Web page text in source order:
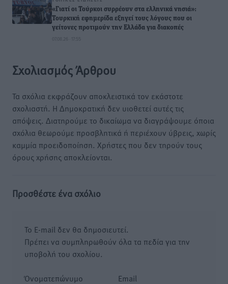
«Γιατί οι Τούρκοι συρρέουν στα ελληνικά νησιά»:
Τουρκική εφημερίδα εξηγεί τους λόγους που οι
γείτονες προτιμούν την Ελλάδα για διακοπές
07.08.26 · 17:55
Σχολιασμός Άρθρου
Τα σχόλια εκφράζουν αποκλειστικά τον εκάστοτε
σχολιαστή. Η Δημοκρατική δεν υιοθετεί αυτές τις
απόψεις. Διατηρούμε το δικαίωμα να διαγράψουμε όποια
σχόλια θεωρούμε προσβλητικά ή περιέχουν ύβρεις, χωρίς
καμμία προειδοποίηση. Χρήστες που δεν τηρούν τους
όρους χρήσης αποκλείονται.
Προσθέστε ένα σχόλιο
Το E-mail δεν θα δημοσιευτεί.
Πρέπει να συμπληρωθούν όλα τα πεδία για την
υποβολή του σχολίου.
Όνοματεπώνυμο Email